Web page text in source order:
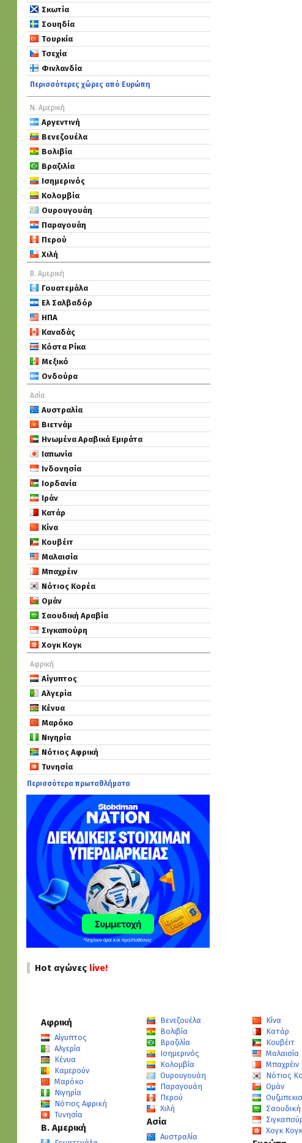
Σκωτία
Σουηδία
Τουρκία
Τσεχία
Φινλανδία
Περισσότερες χώρες από Ευρώπη
Ν. Αμερική
Αργεντινή
Βενεζουέλα
Βολιβία
Βραζιλία
Ισημερινός
Κολομβία
Ουρουγουάη
Παραγουάη
Περού
Χιλή
Β. Αμερική
Γουατεμάλα
Ελ Σαλβαδόρ
ΗΠΑ
Καναδάς
Κόστα Ρίκα
Μεξικό
Ονδούρα
Ασία
Αυστραλία
Βιετνάμ
Ηνωμένα Αραβικά Εμιράτα
Ιαπωνία
Ινδονησία
Ιορδανία
Ιράν
Κατάρ
Κίνα
Κουβέιτ
Μαλαισία
Μπαχρέιν
Νότιος Κορέα
Ομάν
Σαουδική Αραβία
Σιγκαπούρη
Χογκ Κογκ
Αφρική
Αίγυπτος
Αλγερία
Κένυα
Μαρόκο
Νιγηρία
Νότιος Αφρική
Τυνησία
Περισσότερα πρωταθλήματα
Hot αγώνες live!
Αφρική
Αίγυπτος
Αλγερία
Κένυα
Καμερούν
Μαρόκο
Νιγηρία
Νότιος Αφρική
Τυνησία
Β. Αμερική
Βενεζουέλα
Βολιβία
Βραζιλία
Ισημερινός
Κολομβία
Ουρουγουάη
Παραγουάη
Περού
Χιλή
Ασία
Αυστραλία
Κίνα
Κατάρ
Κουβέιτ
Μαλαισία
Μπαχρέιν
Νότιος
Ομάν
Σαουδική
Χογκ Κογκ